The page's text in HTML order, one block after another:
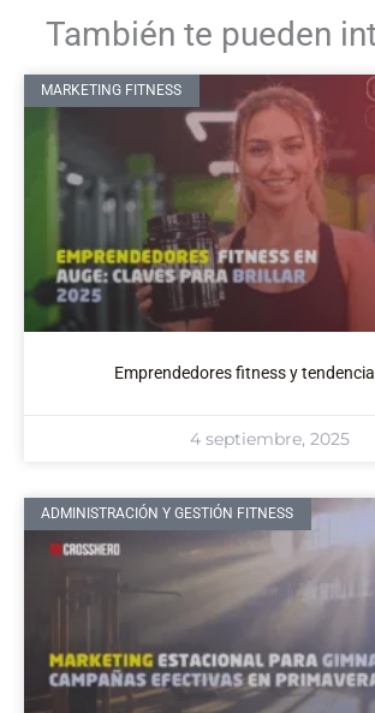
También te pueden
MARKETING FITNESS
Emprendedores fitness y
4 septiembre, 2025
ADMINISTRACIÓN Y GESTIÓN FITNESS